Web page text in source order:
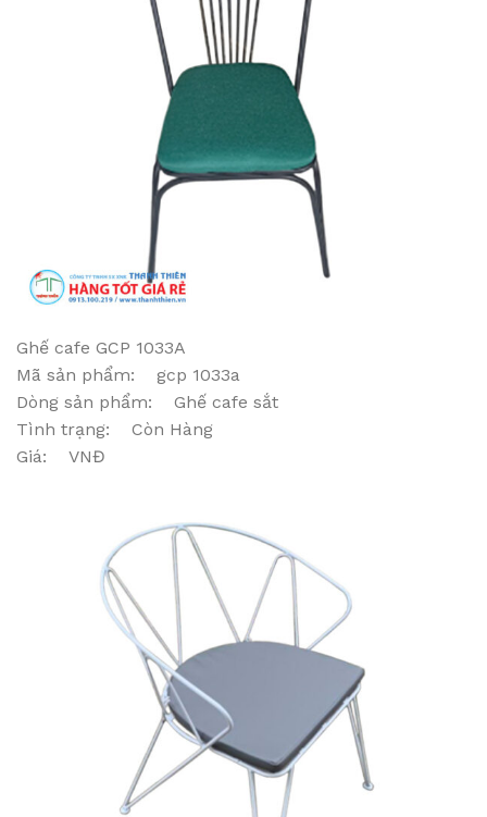
Ghế cafe GCP 1033A
Mã sản phẩm: gcp 1033a
Dòng sản phẩm: Ghế cafe sắt
Tình trạng: Còn Hàng
Giá: VNĐ